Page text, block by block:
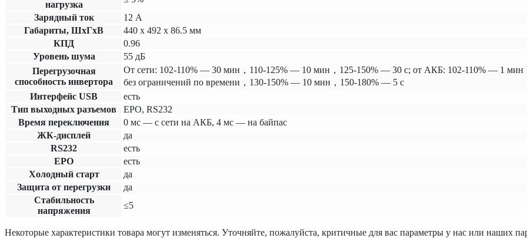
нагрузка
Зарядный ток
12 А
Габариты, ШхГхВ
440 x 492 x 86.5 мм
КПД
0.96
Уровень шума
55 дБ
Перегрузочная
способность инвертора
От сети: 102-110% — 30 мин，110-125% — 10 мин，125-150% — 30 с; от АКБ: 102-110% — 1
без ограничений по времени，130-150% — 10 мин，150-180% — 5 с
Интерфейс USB
есть
Тип выходных разъемов
EPO, RS232
Время переключения
0 мс — с сети на АКБ, 4 мс — на байпас
ЖК-дисплей
да
RS232
есть
EPO
есть
Холодный старт
да
Защита от перегрузки
да
Cтабильность
напряжения
≤5
Некоторые характеристики товара могут изменяться. Уточняйте, пожалуйста, критичные для вас параметры у нас или наших